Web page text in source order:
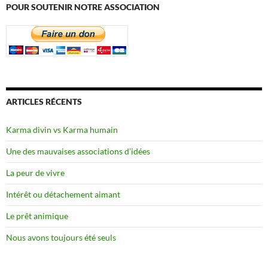
POUR SOUTENIR NOTRE ASSOCIATION
ARTICLES RÉCENTS
Karma divin vs Karma humain
Une des mauvaises associations d’idées
La peur de vivre
Intérêt ou détachement aimant
Le prêt animique
Nous avons toujours été seuls